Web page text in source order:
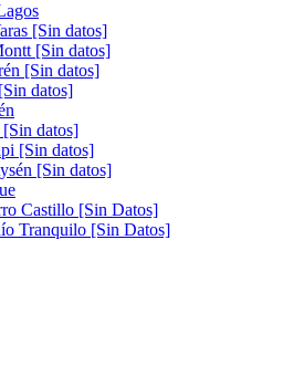
[Sin datos]
[Sin datos]
[Sin datos]
datos]
datos]
[Sin datos]
[Sin datos]
Castillo [Sin Datos]
Tranquilo [Sin Datos]